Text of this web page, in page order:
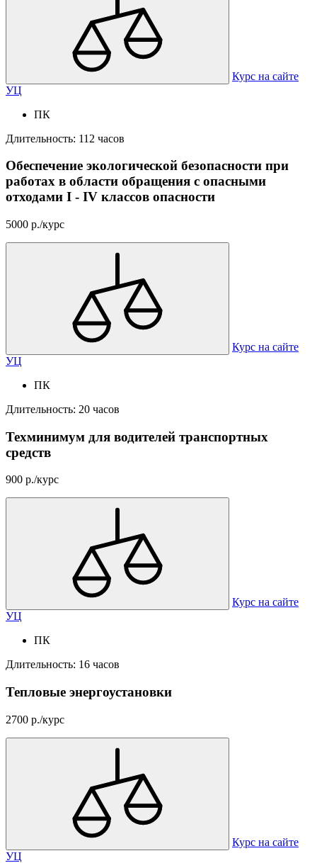
Курс на сайте
УЦ
ПК
Длительность: 112 часов
Обеспечение экологической безопасности при
работах в области обращения с опасными
отходами I - IV классов опасности
5000 р./курс
Курс на сайте
УЦ
ПК
Длительность: 20 часов
Техминимум для водителей транспортных
средств
900 р./курс
Курс на сайте
УЦ
ПК
Длительность: 16 часов
Тепловые энергоустановки
2700 р./курс
Курс на сайте
УЦ